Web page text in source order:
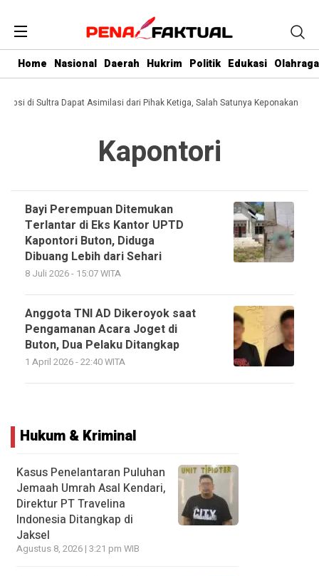
Home Nasional Daerah Hukrim Politik Edukasi Olahraga
di Sultra Dapat Asimilasi dari Pihak Ketiga, Salah Satunya Keponakan
Kapontori
Bayi Perempuan Ditemukan
Terlantar di Eks Kantor UPTD
Kapontori Buton, Diduga
Dibuang Lebih dari Sehari
8 Juli 2026 - 15:07 WITA
Anggota TNI AD Dikeroyok saat
Pengamanan Acara Joget di
Buton, Dua Pelaku Ditangkap
1 April 2026 - 22:40 WITA
Hukum & Kriminal
Kasus Penelantaran Puluhan
Jemaah Umrah Asal Kendari,
Direktur PT Travelina
Indonesia Ditangkap di
Jaksel
Agustus 8, 2026 | 3:21 pm WIB